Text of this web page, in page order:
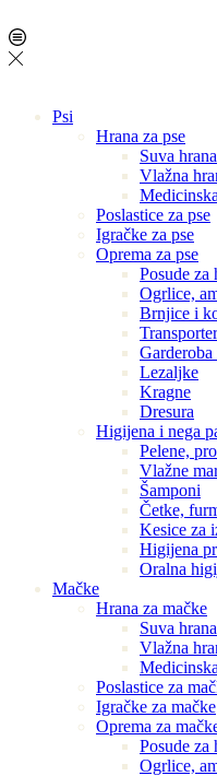
Psi
Hrana za pse
Suva hrana
Vlažna
Poslastice za pse
Igračke za pse
Oprema za pse
Posude za
Ogrlice,
Brnjice i
Garderoba
Lezaljke
Kragne
Dresura
Higijena i nega
Pelene,
Vlažne
Šamponi
Četke,
Kesice za
Higijena
Oralna
Mačke
Hrana za mačke
Suva hrana
Vlažna
Poslastice za
Igračke za mačke
Oprema za
Posude za
Ogrlice,